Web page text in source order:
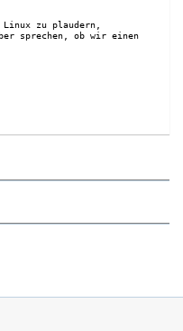
zu plaudern,
sprechen, ob wir einen